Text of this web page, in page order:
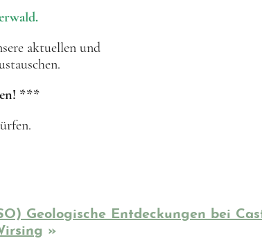
aktuellen und
***
Geologische Entdeckungen bei
»